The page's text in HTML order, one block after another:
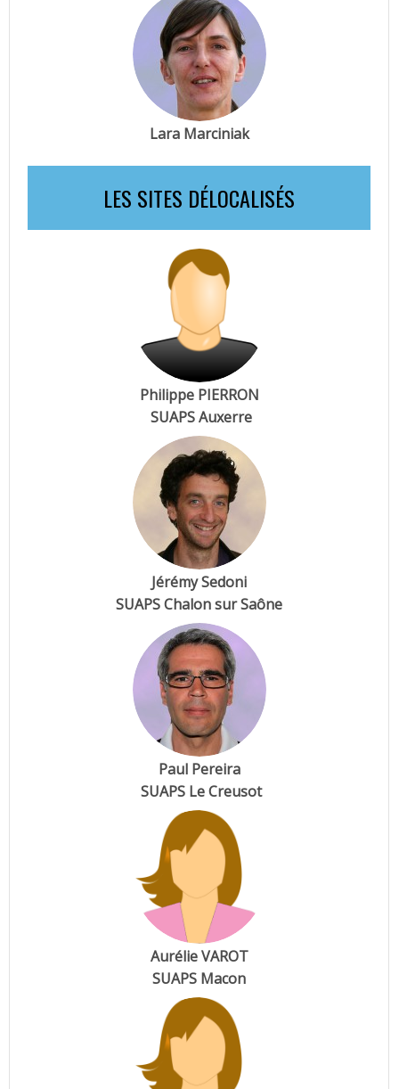
Lara Marciniak
LES SITES DÉLOCALISÉS
Philippe PIERRON
SUAPS Auxerre
Jérémy Sedoni
SUAPS Chalon sur Saône
Paul Pereira
SUAPS Le Creusot
Aurélie VAROT
SUAPS Macon